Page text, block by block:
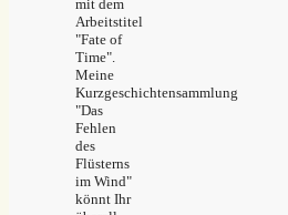
mit dem
Arbeitstitel
"Fate of
Time".
Meine
Kurzgeschichtensammlung
"Das
Fehlen
des
Flüsterns
im Wind"
könnt Ihr